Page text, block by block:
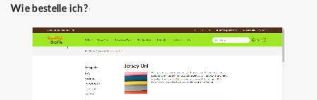
Wie bestelle ich?